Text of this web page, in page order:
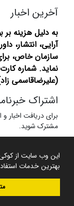
این وب سایت از کوکی
بهترین خدمات
آخرین اخبار
به دلیل هزینه بر
آرایی، انتشار،
سازمان خاص،
نماید.
(علیرضاقاسمی
اشتراک
برای دریافت اخبار
مشترک شوید.
سامانه مدیریت